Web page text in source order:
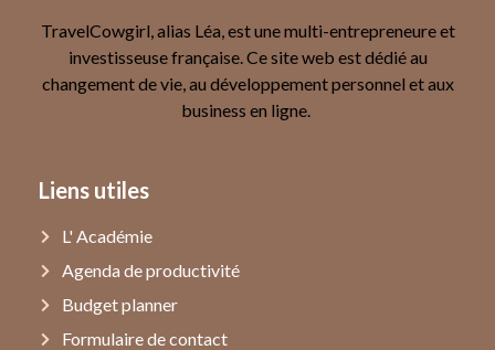
TravelCowgirl, alias Léa, est une multi-entrepreneure et
investisseuse française. Ce site web est dédié au
changement de vie, au développement personnel et aux
business en ligne.
Liens utiles
L' Académie
Agenda de productivité
Budget planner
Formulaire de contact